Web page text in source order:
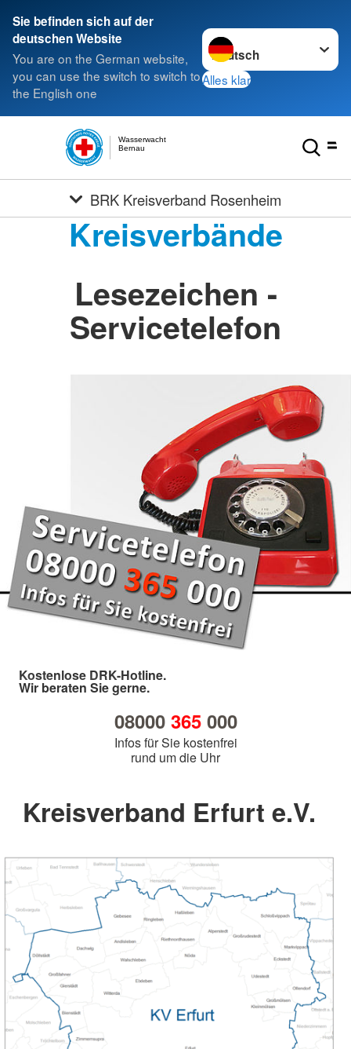
Sie befinden sich auf der
deutschen Website
You are on the German website,
you can use the switch to switch to
the English one
Sprache wechseln zu
Alles klar
Bernau
Wasserwacht
BRK Kreisverband Rosenheim
Kreisverbände
Lesezeichen -
Servicetelefon
Kostenlose DRK-Hotline.
Wir beraten Sie gerne.
08000 365000
Infos für Sie kostenfrei
rund um die Uhr
Kreisverband Erfurt e.V.